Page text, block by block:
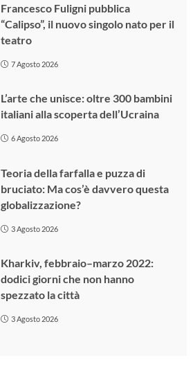
Francesco Fuligni pubblica
“Calipso”, il nuovo singolo nato per il
teatro
7 Agosto 2026
L’arte che unisce: oltre 300 bambini
italiani alla scoperta dell’Ucraina
6 Agosto 2026
Teoria della farfalla e puzza di
bruciato: Ma cos’è davvero questa
globalizzazione?
3 Agosto 2026
Kharkiv, febbraio–marzo 2022:
dodici giorni che non hanno
spezzato la città
3 Agosto 2026